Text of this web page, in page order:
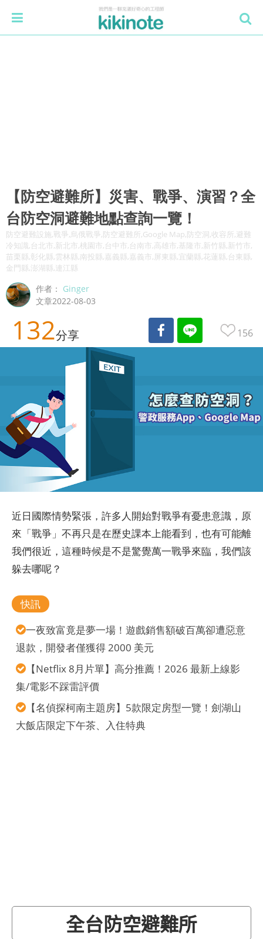
【防空避難所】災害、戰爭、演習？全
台防空洞避難地點查詢一覽！
防空避難設施,戰爭,烏俄戰爭,防空避難所,Google Map,防空洞,收容所,避難
冷知識,台北市,新北市,桃園市,台中市,台南市,高雄市,基隆市,新竹縣,新竹市,
苗栗縣,彰化縣,雲林縣,南投縣,嘉義縣,嘉義市,屏東縣,宜蘭縣,花蓮縣,台東縣,
金門縣,澎湖縣,連江縣
作者： Ginger
文章2022-08-03
132分享 156
近日國際情勢緊張，許多人開始對戰爭有憂患意識，原
來「戰爭」不再只是在歷史課本上能看到，也有可能離
我們很近，這種時候是不是驚覺萬一戰爭來臨，我們該
躲去哪呢？
快訊
一夜致富竟是夢一場！遊戲銷售額破百萬卻遭惡意
退款，開發者僅獲得 2000 美元
【Netflix 8月片單】高分推薦！2026 最新上線影
集/電影不踩雷評價
【名偵探柯南主題房】5款限定房型一覽！劍湖山
大飯店限定下午茶、入住特典
全台防空避難所